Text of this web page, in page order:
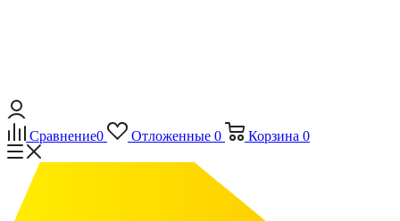
Сравнение0 Отложенные 0 Корзина 0